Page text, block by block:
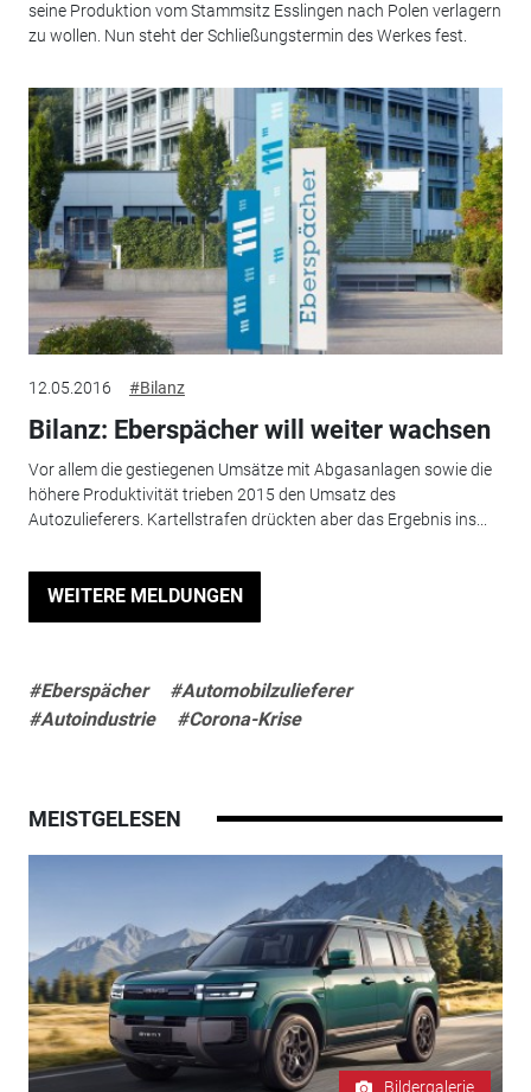
seine Produktion vom Stammsitz Esslingen nach Polen verlagern
zu wollen. Nun steht der Schließungstermin des Werkes fest.
12.05.2016 #Bilanz
Bilanz: Eberspächer will weiter wachsen
Vor allem die gestiegenen Umsätze mit Abgasanlagen sowie die
höhere Produktivität trieben 2015 den Umsatz des
Autozulieferers. Kartellstrafen drückten aber das Ergebnis ins...
WEITERE MELDUNGEN
#Eberspächer
#Automobilzulieferer
#Autoindustrie
#Corona-Krise
MEISTGELESEN
Bildergalerie